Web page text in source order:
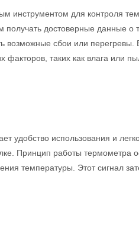
инструментом для контроля
получать достоверные данные о
возможные сбои или перегревы.
таких как влага или
удобство использования и
Принцип работы термометра
температуры. Этот сигнал